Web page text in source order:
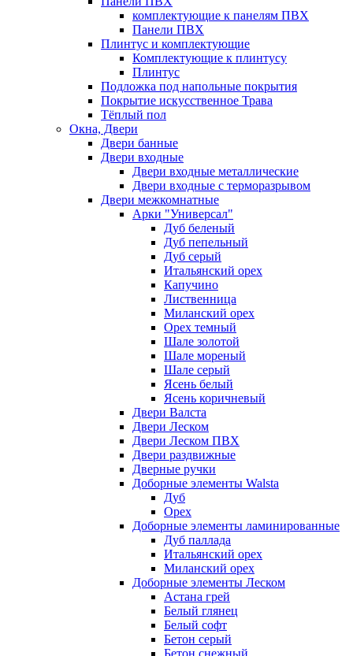
комплектующие к панелям ПВХ
Панели ПВХ
Плинтус и комплектующие
Комплектующие к плинтусу
Плинтус
Подложка под напольные покрытия
Покрытие искусственное Трава
Тёплый пол
Окна, Двери
Двери банные
Двери входные
Двери входные металлические
Двери входные с терморазрывом
Двери межкомнатные
Арки "Универсал"
Дуб беленый
Дуб пепельный
Дуб серый
Итальянский орех
Капучино
Лиственница
Миланский орех
Орех темный
Шале золотой
Шале мореный
Шале серый
Ясень белый
Ясень коричневый
Двери Валста
Двери Леском
Двери Леском ПВХ
Двери раздвижные
Дверные ручки
Доборные элементы Walsta
Дуб
Орех
Доборные элементы ламинированные
Дуб паллада
Итальянский орех
Миланский орех
Доборные элементы Леском
Астана грей
Белый глянец
Белый софт
Бетон серый